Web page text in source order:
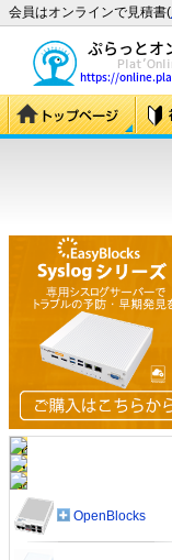
会員はオンラインで見積書(
OpenBlocks